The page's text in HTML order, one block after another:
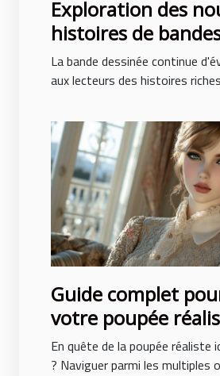
Exploration des
histoires de
dessinées avec
surprenantes
La bande dessinée continue
aux lecteurs des histoires
Guide complet
votre poupée
en France
En quête de la poupée réaliste
? Naviguer parmi les multiples